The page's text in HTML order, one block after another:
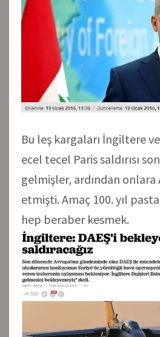
Bu leş kargaları İngiltere
ecel tecel Paris saldırısı
gelmişler, ardından onlara
etmişti. Amaç 100. yıl
hep beraber kesmek.